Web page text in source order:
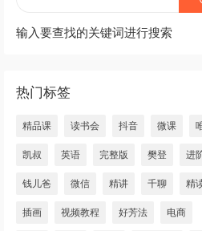
输入要查找的关键词进行搜索
热门标签
精品课 读书会 抖音 微课
凯叔 英语 完整版 樊登 进
钱儿爸 微信 精讲 千聊 精
插画 视频教程 好芳法 电商